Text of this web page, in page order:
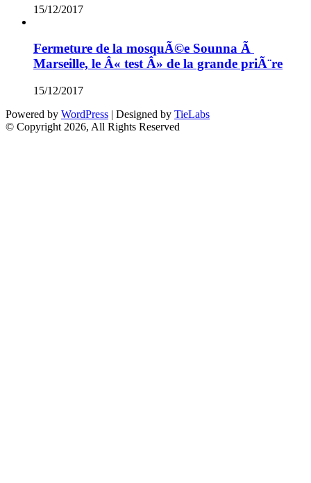
15/12/2017
Fermeture de la mosquÃ©e Sounna Ã
Marseille, le Â« test Â» de la grande priÃ¨re
15/12/2017
Powered by WordPress | Designed by TieLabs
© Copyright 2026, All Rights Reserved